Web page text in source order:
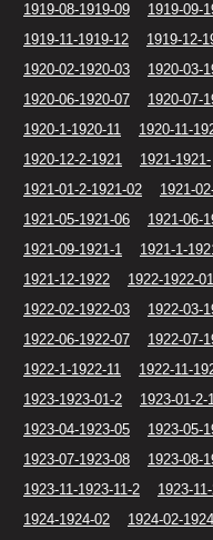
1919-08-1919-09
1919-09-
1919-11-1919-12
1919-12-
1920-02-1920-03
1920-03-
1920-06-1920-07
1920-07-
1920-1-1920-11
1920-11-
1920-12-2-1921
1921-1921-
1921-01-2-1921-02
1921-
1921-05-1921-06
1921-06-
1921-09-1921-1
1921-1-
1921-12-1922
1922-1922-
1922-02-1922-03
1922-03-
1922-06-1922-07
1922-07-
1922-1-1922-11
1922-11-
1923-1923-01-2
1923-01-2-
1923-04-1923-05
1923-05-
1923-07-1923-08
1923-08-
1923-11-1923-11-2
1923-
1924-1924-02
1924-02-